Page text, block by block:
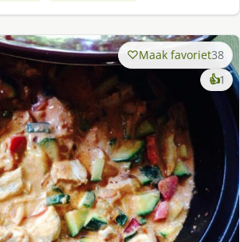
Maak favoriet38
👍1